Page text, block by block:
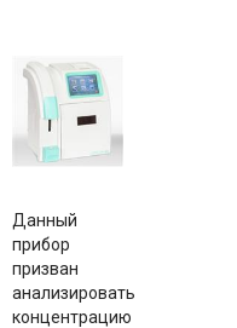
Данный
прибор
призван
анализировать
концентрацию